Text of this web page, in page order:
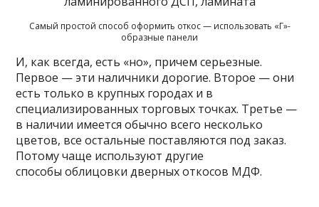
Самый простой способ оформить откос — использовать «Г»-
образные панели
И, как всегда, есть «но», причем серьезные.
Первое — эти наличники дорогие. Второе — они
есть только в крупных городах и в
специализированных торговых точках. Третье —
в наличии имеется обычно всего несколько
цветов, все остальные поставляются под заказ.
Потому чаще используют другие
способы облицовки дверных откосов МДФ.